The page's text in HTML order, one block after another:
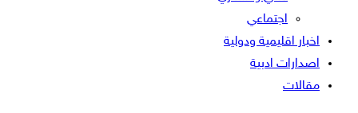
اجتماعي
اخبار اقليمية ودولية
اصدارات ادبية
مقالات